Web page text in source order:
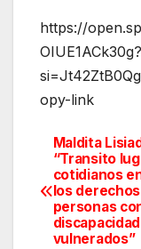
https://
OIUE1ACk30g?
opy-link
de
Maldita
“Transito
cotidianos
los
personas
vulnerados”